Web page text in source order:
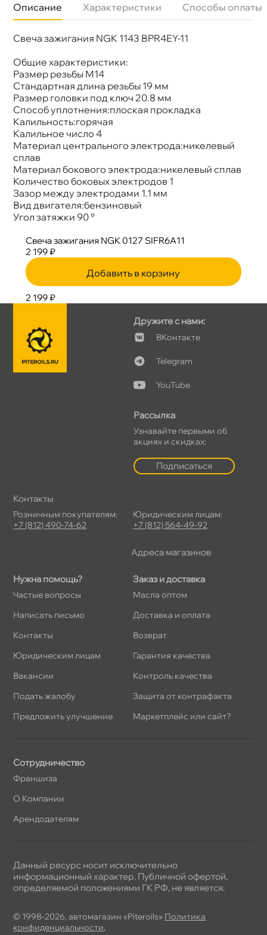
Описание Характеристики Способы оплаты
Свеча зажигания NGK 1143 BPR4EY-11
Общие характеристики:
Размер резьбы М14
Стандартная длина резьбы 19 мм
Размер головки под ключ 20.8 мм
Способ уплотнения:плоская прокладка
Калильность:горячая
Калильное число 4
Материал центрального электрода:никелевый
спла
Материал бокового электрода:никелевый спла
Количество боковых электродов 1
Зазор между электродами 1.1 мм
ид двигателя:бензиновый
Угол затяжки 90 °
Бренд
NGK
Свеча зажигания NGK 0127 SIFR6A11
2 199 ₽
Добавить в корзину
2 199 ₽
Нужна помощь?
Частые вопросы
Написать письмо
Контакты
Юридическим лицам
акансии
Подать жалобу
Предложить улучшение
Заказ и доставка
Масла оптом
Доставка и оплата
озврат
Гарантия качества
Контроль качества
Защита от контрафакта
Маркетплейс или сайт?
Дружите с нами:
Контакте
Telegram
YouTube
Рассылка
Узнавайте первыми о
акциях и скидках:
Подписаться
Сотрудничество
Франшиза
О Компании
Арендодателям
Контакты
Розничным покупателям:
+7 (812) 490-74-62
Юридическим лицам:
+7 (812) 564-49-92
Адреса магазино
© 1998-2026, автомагазин «Piteroils» Политика
конфиденциальности,
Данный ресурс носит исключительно
информационный характер. Публичной офертой,
определяемой положениями ГК РФ, не является.